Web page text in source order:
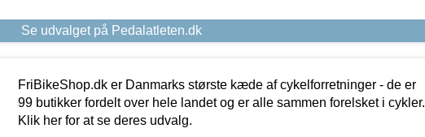
Se udvalget på Pedalatleten.dk
FriBikeShop.dk er Danmarks største kæde af cykelforretninger - de er
99 butikker fordelt over hele landet og er alle sammen forelsket i cykler.
Klik her for at se deres udvalg.